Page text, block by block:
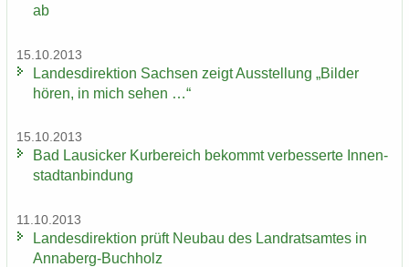
ab
15.10.2013
Lan­des­di­rek­ti­on Sach­sen zeigt Aus­stel­lung „Bil­der
hören, in mich sehen …“
15.10.2013
Bad Lau­si­cker Kur­be­reich be­kommt ver­bes­ser­te In­nen­
stadt­an­bin­dung
11.10.2013
Lan­des­di­rek­ti­on prüft Neu­bau des Land­rats­am­tes in
Annaberg-​Buchholz